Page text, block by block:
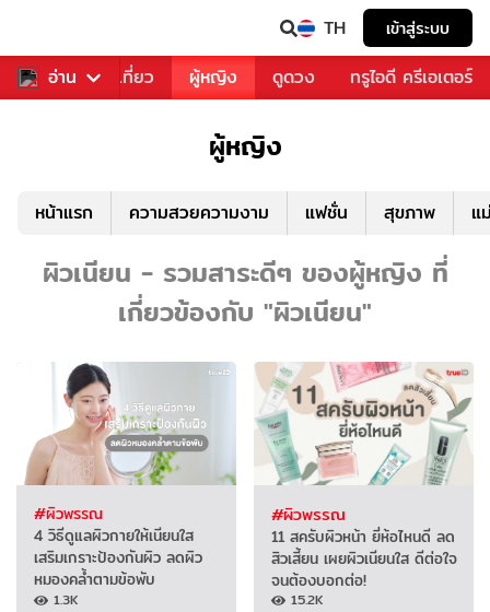
TH เข้าสู่ระบบ
อ่าน
อาหาร ท่องเที่ยว ผู้หญิง ดูดวง ทรูไอดี ครีเอเตอร์
ผู้หญิง
หน้าแรก ความสวยความงาม แฟชั่น สุขภาพ แ
ผิวเนียน - รวมสาระดีๆ ของผู้หญิง ที่
เกี่ยวข้องกับ "ผิวเนียน"
#ผิวพรรณ
4 วิธีดูแลผิวกายให้เนียนใส
เสริมเกราะป้องกันผิว ลดผิว
หมองคล้ำตามข้อพับ
1.3K
#ผิวพรรณ
11 สครับผิวหน้า ยี่ห้อไหนดี ลด
สิวเสี้ยน เผยผิวเนียนใส ดีต่อใจ
จนต้องบอกต่อ!
15.2K